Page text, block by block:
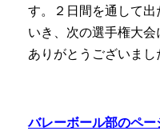
す。２日間を通して
いき、次の選手権大
ありがとうございまし
バレーボール部のペー